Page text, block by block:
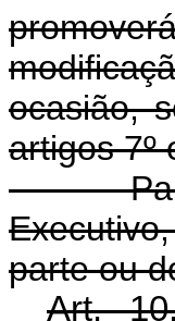
ocasião,
artigos 7º
parte ou
Art.